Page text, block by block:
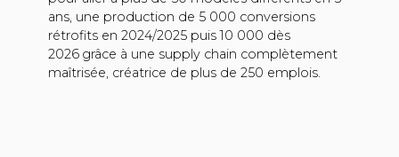
ans, une production de 5 000 conversions
rétrofits en 2024/2025 puis 10 000 dès
2026 grâce à une supply chain complètement
maîtrisée, créatrice de plus de 250 emplois.